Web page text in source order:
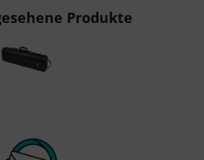
Produkte